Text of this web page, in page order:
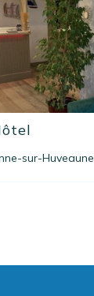
sur-Huveaune